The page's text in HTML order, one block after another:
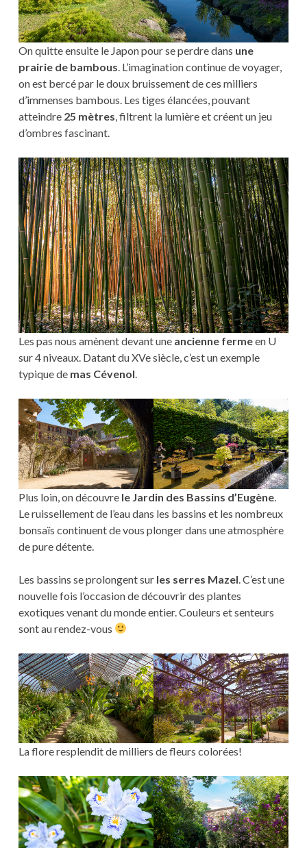
On quitte ensuite le Japon pour se perdre dans une
prairie de bambous. L’imagination continue de voyager,
on est bercé par le doux bruissement de ces milliers
d’immenses bambous. Les tiges élancées, pouvant
atteindre 25 mètres, filtrent la lumière et créent un jeu
d’ombres fascinant.
Les pas nous amènent devant une ancienne fermeen U
sur 4 niveaux. Datant du XVe siècle, c’est un exemple
typique de mas Cévenol.
Plus loin, on découvre le Jardin des Bassins d’Eugène.
Le ruissellement de l’eau dans les bassins et les nombreux
bonsaïs continuent de vous plonger dans une atmosphère
de pure détente.
Les bassins se prolongent sur les serres Mazel . C’est une
nouvelle fois l’occasion de découvrir des plantes
exotiques venant du monde entier. Couleurs et senteurs
sont au rendez-vous
La flore resplendit de milliers de fleurs colorées!